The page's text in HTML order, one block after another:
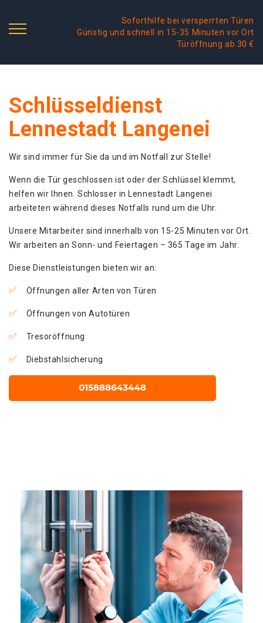
Soforthilfe bei versperrten Türen
Günstig und schnell in 15-35 Minuten vor Ort
Türöffnung ab 30 €
Schlüsseldienst
Lennestadt Langenei
Wir sind immer für Sie da und im Notfall zur Stelle!
Wenn die Tür geschlossen ist oder der Schlüssel klemmt,
helfen wir Ihnen. Schlosser in Lennestadt Langenei
arbeiteten während dieses Notfalls rund um die Uhr.
Unsere Mitarbeiter sind innerhalb von 15-25 Minuten vor Ort.
Wir arbeiten an Sonn- und Feiertagen – 365 Tage im Jahr.
Diese Dienstleistungen bieten wir an:
Öffnungen aller Arten von Türen
Öffnungen von Autotüren
Tresoröffnung
Diebstahlsicherung